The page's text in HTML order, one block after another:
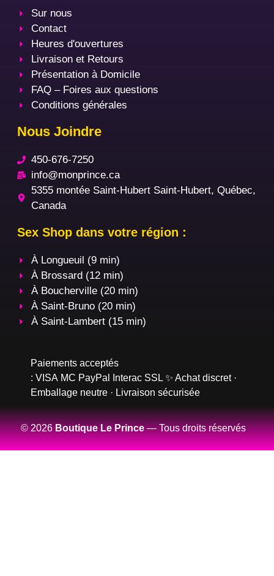
Sur nous
Contact
Heures d'ouvertures
Livraison et Retours
Présentation à Domicile
FAQ – Foires aux questions
Conditions générales
Nous Joindre
450-676-7250
info@monprince.ca
5355 montée Saint-Hubert Saint-Hubert, Québec,
Canada
Sex Shop dans votre région :
À Longueuil (9 min)
À Brossard (12 min)
À Boucherville (20 min)
À Saint-Bruno (20 min)
À Saint-Lambert (15 min)
Paiements acceptés
: VISA MC PayPal Interac SSL ✨ Achat discret ·
Emballage neutre · Livraison sécurisée
© 2026Boutique Le Prince— Tous droits réservés